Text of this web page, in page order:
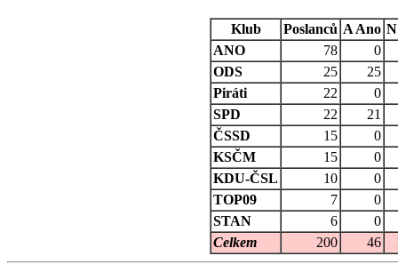
Klub Poslanců A Ano N
ANO
78
0
ODS
25
25
Piráti
22
0
SPD
22
21
ČSSD
15
0
KSČM
15
0
KDU-ČSL
10
0
TOP09
7
0
STAN
6
0
Celkem
200 46